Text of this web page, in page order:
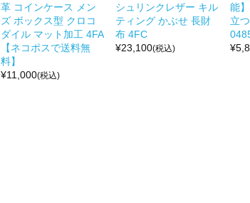
革 コインケース メン
ズ ボックス型 クロコ
ダイル マット加工 4FA
【ネコポスで送料無
料】
¥11,000(税込)
シュリンクレザー キル
ティング かぶせ 長財
布 4FC
¥23,100(税込)
能
立
¥